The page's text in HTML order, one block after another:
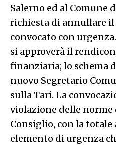
Salerno ed al Comune
richiesta di annullare
convocato con
si approverà il
finanziaria; lo schema
nuovo Segretario
sulla Tari. La
violazione delle
Consiglio, con la totale
elemento di urgenza